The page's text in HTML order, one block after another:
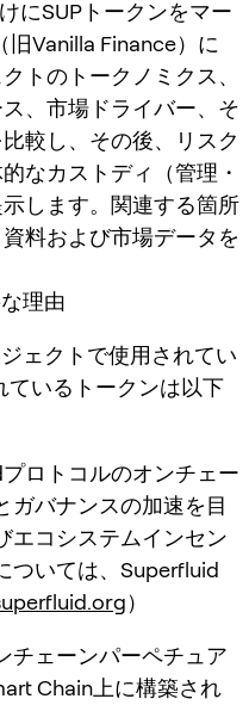
にSUPトークンをマー
Vanilla Finance）に
トのトークノミクス、
、市場ドライバー、そ
較し、その後、リスク
なカストディ（管理・
します。関連する箇所
料および市場データを
理由
ェクトで使用されてい
ているトークンは以下
ロトコルのオンチェー
ガバナンスの加速を目
エコシステムインセン
ついては、Superfluid
）
チェーンパーペチュア
Chain上に構築され